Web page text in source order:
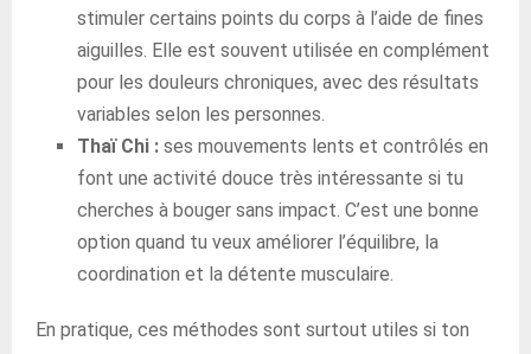
stimuler certains points du corps à l’aide de fines
aiguilles. Elle est souvent utilisée en complément
pour les douleurs chroniques, avec des résultats
variables selon les personnes.
Thaï Chi : ses mouvements lents et contrôlés en
font une activité douce très intéressante si tu
cherches à bouger sans impact. C’est une bonne
option quand tu veux améliorer l’équilibre, la
coordination et la détente musculaire.
En pratique, ces méthodes sont surtout utiles si ton